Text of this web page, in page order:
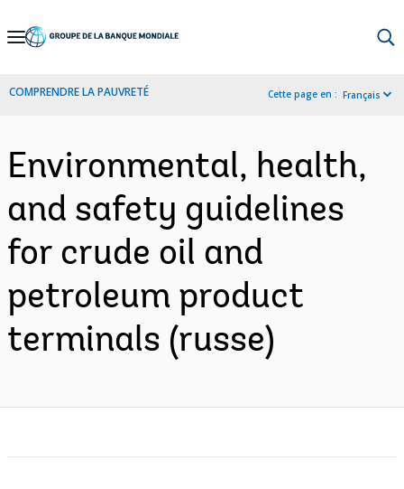
Skip
Navigation
COMPRENDRE LA PAUVRETÉ Cette page en : Français
Environmental, health,
and safety guidelines
for crude oil and
petroleum product
terminals (russe)